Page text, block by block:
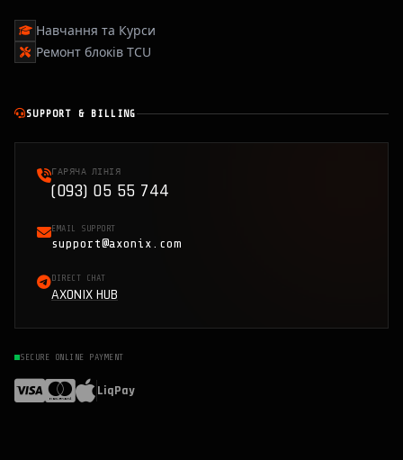
Навчання та Курси
Ремонт блоків TCU
SUPPORT & BILLING
ГАРЯЧА ЛІНІЯ
(093) 05 55 744
EMAIL SUPPORT
support@axonix.com
DIRECT CHAT
AXONIX HUB
SECURE ONLINE PAYMENT
LiqPay